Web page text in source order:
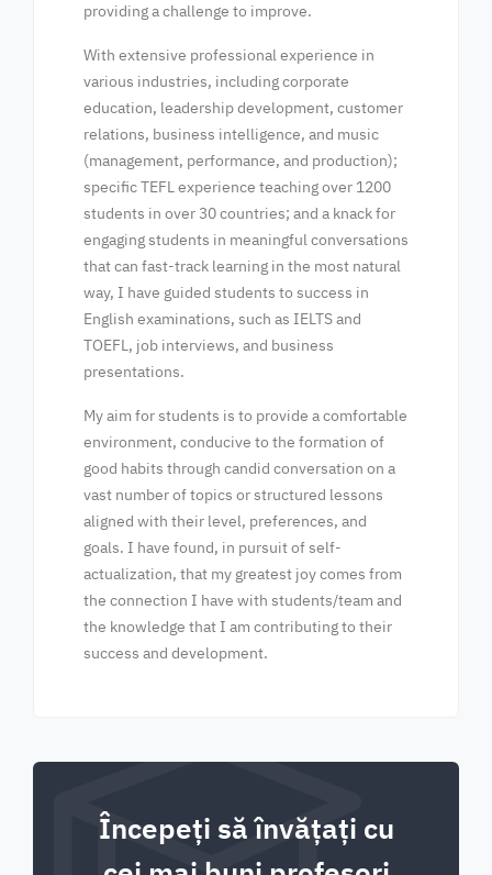
providing a challenge to improve.
With extensive professional experience in
various industries, including corporate
education, leadership development, customer
relations, business intelligence, and music
(management, performance, and production);
specific TEFL experience teaching over 1200
students in over 30 countries; and a knack for
engaging students in meaningful conversations
that can fast-track learning in the most natural
way, I have guided students to success in
English examinations, such as IELTS and
TOEFL, job interviews, and business
presentations.
My aim for students is to provide a comfortable
environment, conducive to the formation of
good habits through candid conversation on a
vast number of topics or structured lessons
aligned with their level, preferences, and
goals. I have found, in pursuit of self-
actualization, that my greatest joy comes from
the connection I have with students/team and
the knowledge that I am contributing to their
success and development.
Începeți să învățați cu